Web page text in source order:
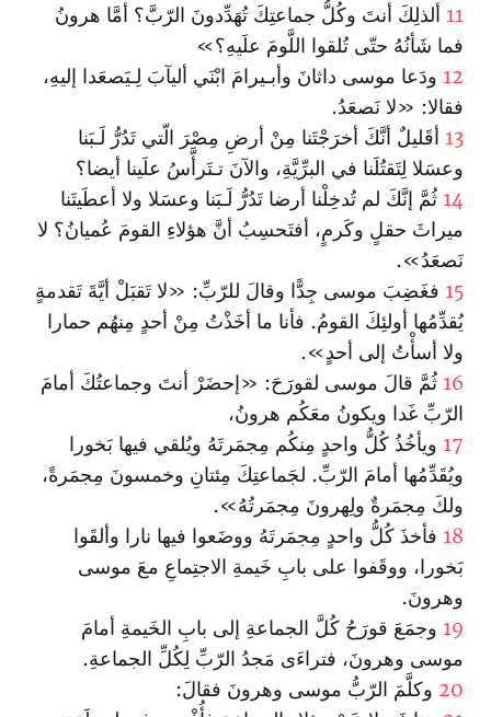
11 ألذلِكَ أنتَ وكُلُّ جماعتِكَ تُهَدِّدونَ الرّبَّ؟ أمَّا هرونُ
فما شَأنُهُ حتّى تُلقوا اللَّومَ علَيهِ؟»
12 ودَعا موسى داثانَ وأبـيرامَ ا‏بْنَي أليآبَ لِـيَصعَدا إليهِ،
فقالا: «لا نَصعَدُ.
13 أقَليلٌ أنَّكَ أخرَجْتَنا مِنْ أرضِ مِصْرَ الّتي تَدُرُّ لَـبَنا
وعسَلا‌ لِتَقتُلَنا في البرِّيَّةِ، والآنَ تـتَرأَّسُ علَينا أيضا؟
14 ثُمَّ إنَّكَ لم تُدخِلْنا أرضا تَدُرُّ لَـبَنا وعسَلا ولا أعطَيتَنا
ميراثَ حقلٍ وكَرمٍ، أفتَحسِبُ أنَّ هؤلاءِ القومَ عُميانُ؟ لا
نَصعَدُ».
15 فغَضِبَ موسى جِدًّا وقالَ للرّبِّ: «لا تَقبَلْ أيَّةَ تَقدمةٍ
يُقدِّمُها أولئِكَ القومُ. فأنا ما أخَذْتُ مِنْ أحدٍ مِنهُم حمارا
ولا أسأْتُ إلى أحدٍ».
16 ثُمَّ قالَ موسى لقورَحَ: «إحضَرْ أنتَ وجماعتُكَ أمامَ
الرّبِّ غَدا ويكونُ معَكُم هرونُ،
17 ويأخُذُ كُلُّ واحدٍ مِنكُم مِجمَرتَهُ ويُلقي فيها بَخورا
ويُقَدِّمُها أمامَ الرّبِّ. لجَماعتِكَ مِئتانِ وخمسونَ مِجمَرةً،
ولكَ مِجمَرةٌ ولِهرونَ مِجمَرتُهُ».
18 فأخذَ كُلُّ واحدٍ مِجمَرتَهُ ووضَعوا فيها نارا وألقَوا
بَخورا، ووقَفوا على بابِ خَيمةِ الاجتِماعِ معَ موسى
وهرونَ.
19 وجمَعَ قورَحُ كُلَّ الجماعةِ إلى بابِ الخَيمةِ أمامَ
موسى وهرونَ، فتراءَى مَجدُ الرّبِّ لِكُلِّ الجماعةِ.
20 وكلَّمَ الرّبُّ موسى وهرونَ فقالَ: